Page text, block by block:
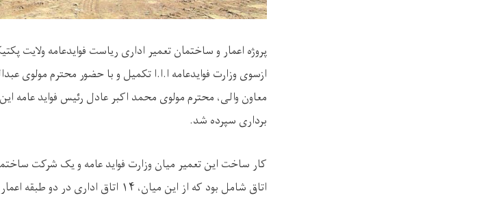
ازسوی وزارت فوایدعامه ‌ا.ا.ا تکمیل و با حضور محترم مولوی
معاون والی، محترم مولوی محمد اکبر عادل رئیس فواید عامه
برداری سپرده شد.
اتاق شامل بود که از این میان، ۱۴